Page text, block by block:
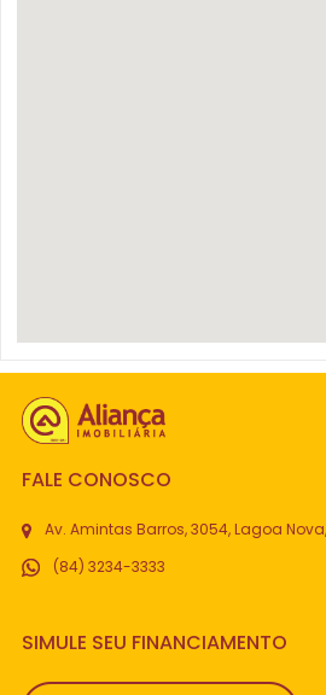
FALE CONOSCO
Av. Amintas Barros, 3054, Lagoa
(84) 3234-3333
SIMULE SEU FINANCIAMENTO